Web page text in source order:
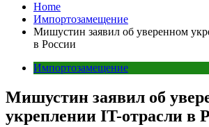
Home
Импортозамещение
Мишустин заявил об уверенном
в России
Импортозамещение
Мишустин заявил об
укреплении IT-отрасли в